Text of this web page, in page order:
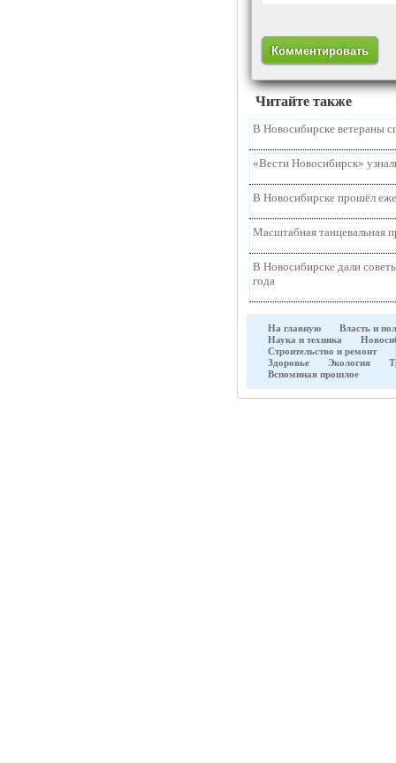
Читайте также
В Новосибирске ветераны
«Вести Новосибирск»
В Новосибирске прошёл
Масштабная танцевальная
В Новосибирске дали
года
На главную
Власть и
Наука и техника
Строительство и ремонт
Здоровье
Экология
Вспоминая прошлое